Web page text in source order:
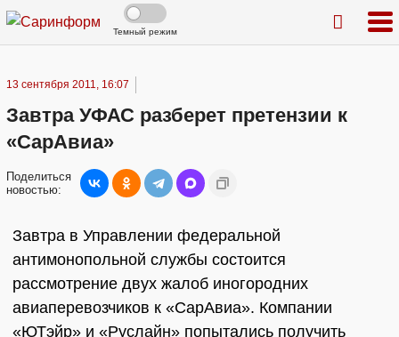
Темный режим
13 сентября 2011, 16:07
Завтра УФАС разберет претензии к
«СарАвиа»
Поделиться
новостью:
Завтра в Управлении федеральной
антимонопольной службы состоится
рассмотрение двух жалоб иногородних
авиаперевозчиков к «СарАвиа». Компании
«ЮТэйр» и «Руслайн» попытались получить